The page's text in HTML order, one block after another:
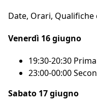
Date, Orari, Qualifiche
Venerdì 16 giugno
19:30-20:30
23:00-00:00
Sabato 17 giugno